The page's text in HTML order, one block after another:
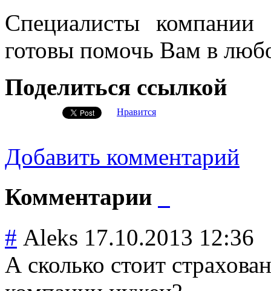
Специалисты
готовы помочь Вам в
Поделиться ссылкой
Нравится
Добавить комментарий
Комментарии
# Аleks 17.10.2013 12:36
А сколько стоит